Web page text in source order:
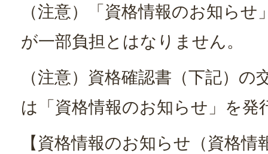
（注意）「資格情報のお知ら
が一部負担とはなりません。
（注意）資格確認書（下記）
は「資格情報のお知らせ」を発
【資格情報のお知らせ（資格